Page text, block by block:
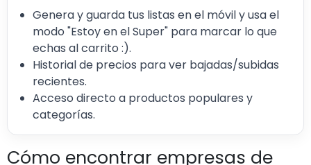
Genera y guarda tus listas en el móvil y usa el
modo "Estoy en el Super" para marcar lo que
echas al carrito :).
Historial de precios para ver bajadas/subidas
recientes.
Acceso directo a productos populares y
categorías.
Cómo encontrar empresas de